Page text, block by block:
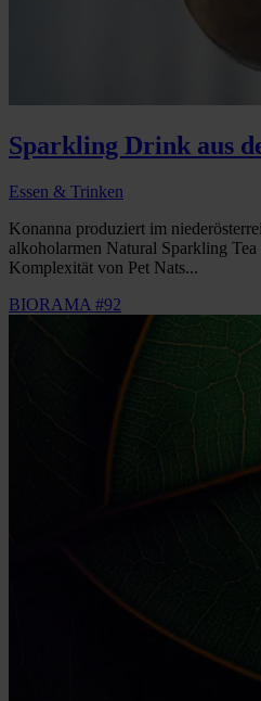
Sparkling Drink aus
Essen & Trinken
Konanna produziert im
alkoholarmen Natural Sparkling
Komplexität von Pet Nats...
BIORAMA #92